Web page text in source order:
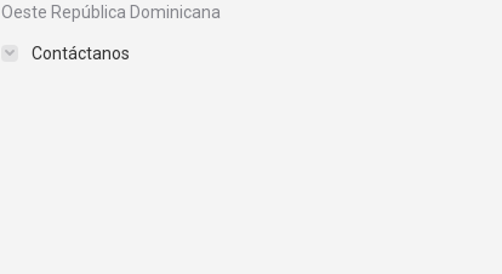
Oeste República Dominicana
Contáctanos